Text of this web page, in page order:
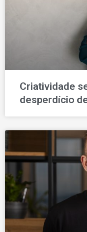
Criatividade
desperdício